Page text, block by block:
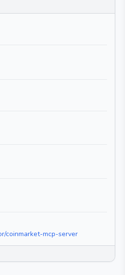
coinmarket-mcp-server